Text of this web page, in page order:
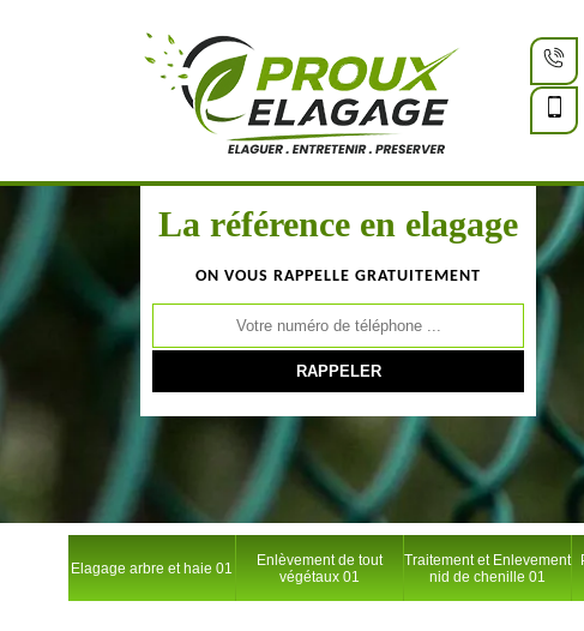
La référence en elagage
ON VOUS RAPPELLE GRATUITEMENT
Elagage arbre et haie 01
Enlèvement de tout
végétaux 01
Traitement et Enlevement
nid de chenille 01